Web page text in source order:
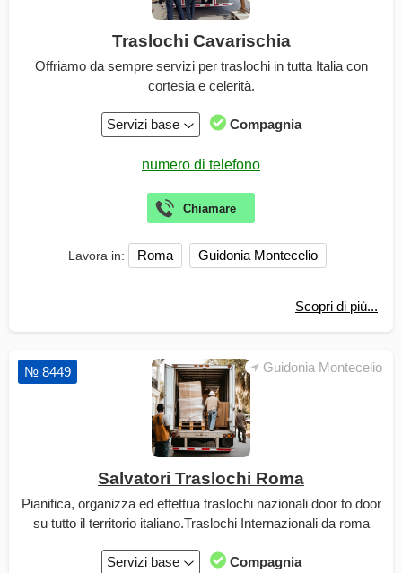
Traslochi Cavarischia
Offriamo da sempre servizi per traslochi in tutta Italia con
cortesia e celerità.
Servizi base Compagnia
Lavora in: Roma Guidonia Montecelio
Scopri di più...
Guidonia Montecelio
№ 8449
Salvatori Traslochi Roma
Pianifica, organizza ed effettua traslochi nazionali door to door
su tutto il territorio italiano.Traslochi Internazionali da roma
Servizi base Compagnia